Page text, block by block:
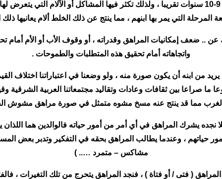
تتسم مرحلة المراهقة بالطول نسبيا ، فهي تمتد من 9-10 سنوات تقريبا ، ولذلك تكثر فيها
المرحلة التي يمر بها ابنهم ، مما ينتج عن ذلك الخلط ألام يعانيها
.. ضعف إمكانيات المراهق وقدراته ، أو وقوف الأب أو الأم أمام
واتجاهاته أمام تحقيق هذه المتطلبات والطموحات .
من ابنه أن يكون صورة منه ، ولو وضعنا في اعتباراتنا اختلاف القيم
صراعا بين ثقافات وعادات وتقاليد مجتمعاتنا العربية الشرقية
مما قد ينتج عنه مسخ مشوه متمثل في صورة مراهق مشوش
نجده يشرك المراهق في أي أمر من أمور حياته فالوالدين هما
حياتهم ، وعندما يطالب المراهق بحقه في التفكير وتدبر بعض
مشاكس – متمرد ….. )
المراهق ( فتى / أو فتاة ) ، فنجد المراهق يتحرج من تلك التغيرات ،